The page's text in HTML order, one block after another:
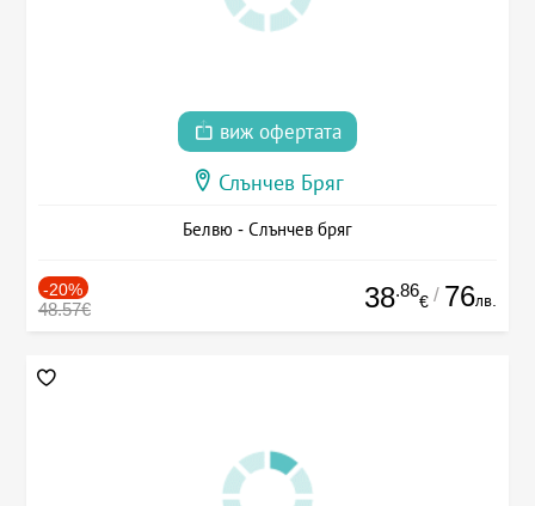
виж офертата
Слънчев Бряг
Белвю - Слънчев бряг
-20%
48.57€ 38.86
€ / 76лв.